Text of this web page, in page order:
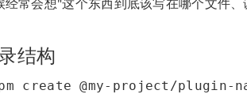
经常会想"这个东西到底该写在哪个文件
结构
create @my-project/plugin-